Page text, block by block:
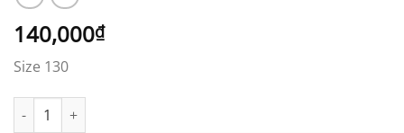
140,000₫
Size 130
EB23 quantity